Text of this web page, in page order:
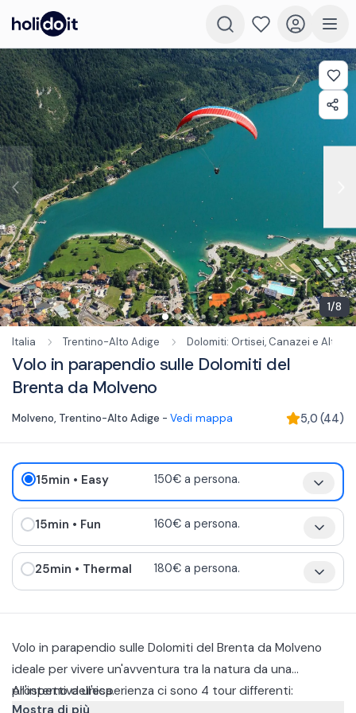
1/8
Italia Trentino-Alto Adige Dolomiti: Ortisei, Canazei e Alto
Volo in parapendio sulle Dolomiti del
Brenta da Molveno
Molveno, Trentino-Alto Adige - Vedi mappa 5,0 (44)
15min • Easy 150€ a persona.
15min • Fun 160€ a persona.
25min • Thermal 180€ a persona.
Volo in parapendio sulle Dolomiti del Brenta da Molveno
ideale per vivere un'avventura tra la natura da una
prospettiva unica.
All'interno dell'esperienza ci sono 4 tour differenti:
Mostra di più